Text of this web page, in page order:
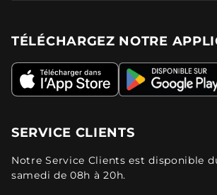
TÉLÉCHARGEZ NOTRE
SERVICE CLIENTS
Notre Service Clients est disponible
samedi de 08h à 20h.